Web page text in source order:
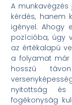
A
kérdés, hanem
igényel. Ahogy
pozícióba, úgy
az értékalapú
a folyamat már
hosszú
nyitottság
fogékonyság